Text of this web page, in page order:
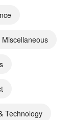
Miscellaneous
Technology